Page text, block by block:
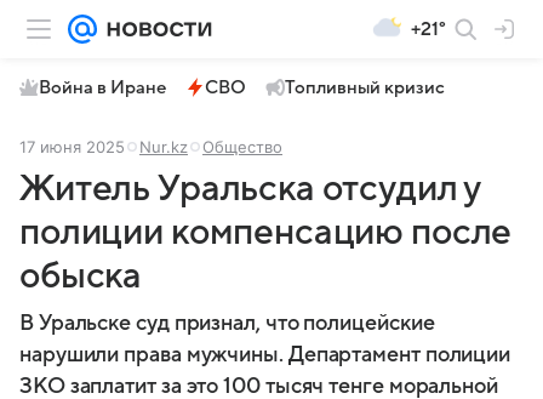
+21°
Война в Иране СВО Топливный кризис
17 июня 2025 Nur.kz Общество
Житель Уральска отсудил у
полиции компенсацию после
обыска
В Уральске суд признал, что полицейские
нарушили права мужчины. Департамент полиции
ЗКО заплатит за это 100 тысяч тенге моральной